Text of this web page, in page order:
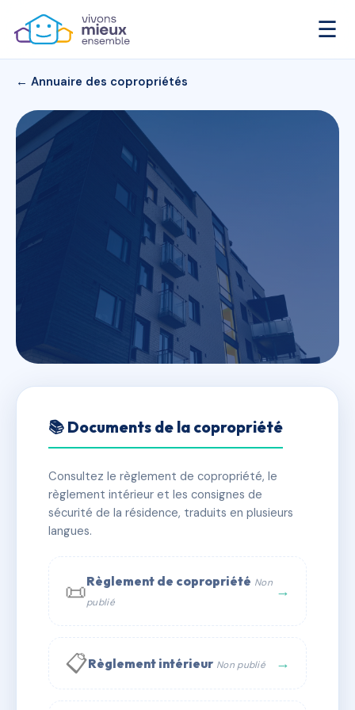
☰
← Annuaire des copropriétés
43 - 45 Rue des places
✓ Immatriculée 🏠 56 lots 🏗 1 bâtiment(s)
📞 Contacter Syndic Digital
📚 Documents de la copropriété
Consultez le règlement de copropriété, le
règlement intérieur et les consignes de
sécurité de la résidence, traduits en plusieurs
langues.
📜Règlement de copropriété Non
publié
→
📋Règlement intérieur Non publié →